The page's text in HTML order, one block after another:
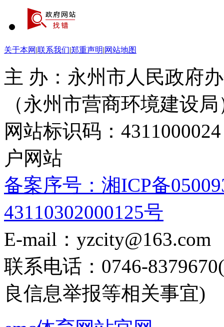
关于本网 |联系我们|郑重声明|网站地图
主 办：永州市人民政府
（永州市营商环境建设局
网站标识码：
户网站
备案序号：湘ICP备
43110302000125号
E-mail：yzcity@163.com
联系电话：0746-
良信息举报等相关事宜)